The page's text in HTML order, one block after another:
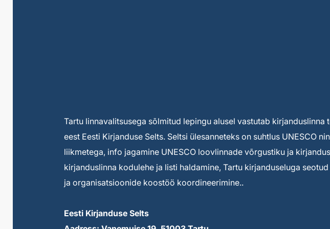
Tartu linnavalitsusega sõlmitud lepingu alusel vastutab kirjanduslinna
eest Eesti Kirjanduse Selts. Seltsi ülesanneteks on suhtlus UNESCO
liikmetega, info jagamine UNESCO loovlinnade võrgustiku ja
kirjanduslinna kodulehe ja listi haldamine, Tartu kirjanduseluga
ja organisatsioonide koostöö koordineerimine..
Eesti Kirjanduse Selts